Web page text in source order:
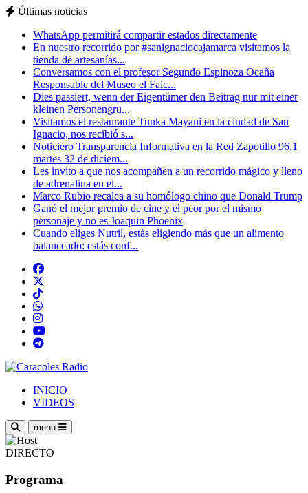
Últimas noticias
WhatsApp permitirá compartir estados directamente
En nuestro recorrido por #sanignaciocajamarca visitamos la
tienda de artesanías...
Conversamos con el profesor Segundo Espinoza Ocaña
Responsable del Museo el Faic...
Dies passiert, wenn der Eigentümer den Beitrag nur mit einer
kleinen Personengru...
Visitamos el restaurante Tunka Mayani en la ciudad de San
Ignacio, nos recibió s...
Noticiero Transparencia Informativa en la Red Zapotillo 96.1
martes 32 de diciem...
Les invito a que nos acompañen a un recorrido mágico y lleno
de adrenalina en el...
Marco Rubio recalca a su homólogo chino que Donald Trump
Ganó el mejor premio de cine y el peor por el mismo
personaje y no es Joaquin Phoenix
Cuando eliges Nutril, estás eligiendo más que un alimento
balanceado: estás conf...
INICIO
VIDEOS
menu
DIRECTO
Programa